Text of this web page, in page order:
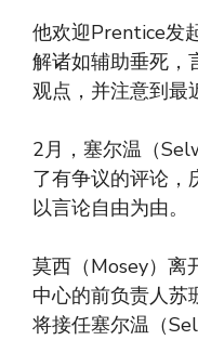
他欢迎Prentice发
解诸如辅助垂死，
观点，并注意到最
2月，塞尔温（
了有争议的评论，
以言论自由为由。
莫西（Mosey）离
中心的前负责人苏
将接任塞尔温（